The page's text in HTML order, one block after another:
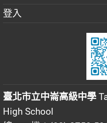
登入
臺北市立中崙高級中學
High School